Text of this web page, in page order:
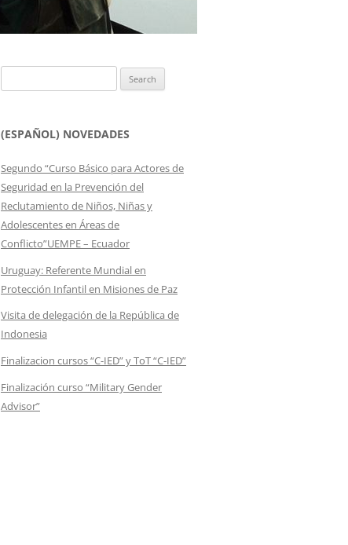
for:
(ESPAÑOL) NOVEDADES
Segundo “Curso Básico para Actores de
Seguridad en la Prevención del
Reclutamiento de Niños, Niñas y
Adolescentes en Áreas de
Conflicto”UEMPE – Ecuador
Uruguay: Referente Mundial en
Protección Infantil en Misiones de Paz
Visita de delegación de la República de
Indonesia
Finalizacion cursos “C-IED” y ToT “C-IED”
Finalización curso “Military Gender
Advisor”